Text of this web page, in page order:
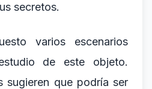
secretos.
varios escenarios
de este objeto.
sugieren que podría ser